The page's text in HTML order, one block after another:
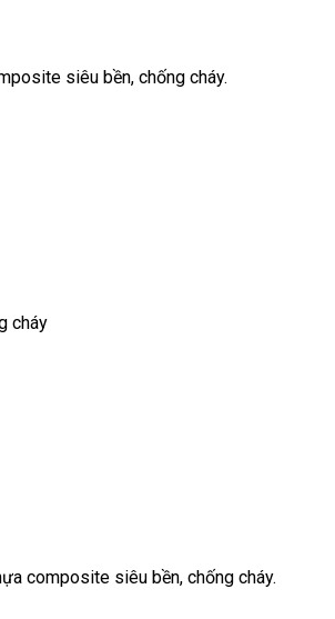
siêu bền, chống cháy.
cháy
composite siêu bền, chống cháy.